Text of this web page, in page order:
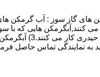
کنند,آبگرمکن هایی که با
کنند,آبگرمکن